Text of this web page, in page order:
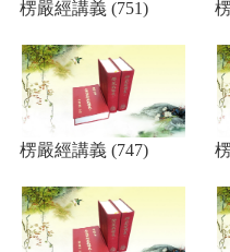
楞嚴經講義 (751)
楞嚴經講義 (747)